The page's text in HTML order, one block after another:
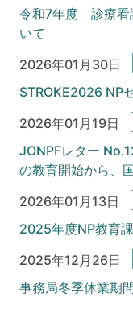
令和7年度 診療看
いて
2026年01月30日
STROKE2026 NP
2026年01月19日
JONPFレター
の教育開始から、
2026年01月13日
2025年度NP教育
2025年12月26日
事務局冬季休業期